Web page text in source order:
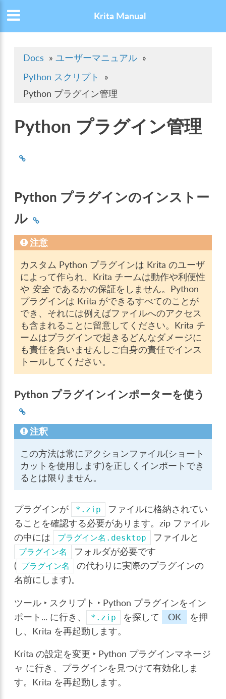
Krita Manual
Docs » ユーザーマニュアル »
Python スクリプト
»
Python プラグイン管理
Python プラグイン管理
Python プラグインのインストー
ル
注意
カスタム Python プラグインは Krita のユーザ
によって作られ、Krita チームは動作や利便性
や 安全であるかの保証をしません。Python
プラグインは Krita ができるすべてのことが
でき、それには例えばファイルへのアクセス
も含まれることに留意してください。Krita チ
ームはプラグインで起きるどんなダメージに
も責任を負いませんしご自身の責任でインス
トールしてください。
Python プラグインインポーターを使う
注釈
この方法は常にアクションファイル(ショート
カットを使用します)を正しくインポートでき
るとは限りません。
プラグインが *.zip
ファイルに格納されてい
ることを確認する必要があります。zip ファイル
の中には
プラグイン名.desktop ファイルと
プラグイン名
フォルダが必要です
( プラグイン名
の代わりに実際のプラグインの
名前にします)。
ツール ‣ スクリプト ‣ Python プラグインをイン
ポート... に行き、 *.zip を探して OK
を押
し、Krita を再起動します。
Krita の設定を変更 ‣ Python プラグインマネージ
ャ に行き、プラグインを見つけて有効化しま
す。Krita を再起動します。